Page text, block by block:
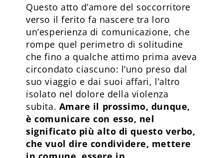
Questo atto d’amore del soccorritore
verso il ferito fa nascere tra loro
un’esperienza di comunicazione, che
rompe quel perimetro di solitudine
che fino a qualche attimo prima aveva
circondato ciascuno: l’uno preso dal
suo viaggio e dai suoi affari, l’altro
isolato nel dolore della violenza
subita. Amare il prossimo, dunque,
è comunicare con esso, nel
significato più alto di questo verbo,
che vuol dire condividere, mettere